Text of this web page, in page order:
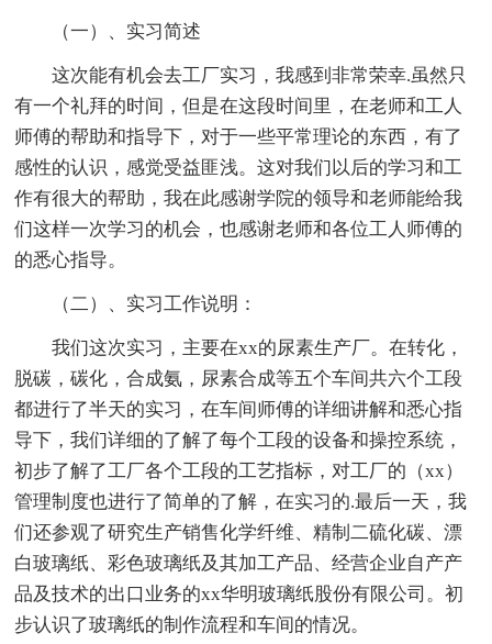
（一）、实习简述
这次能有机会去工厂实习，我感到非常荣幸.虽然只
有一个礼拜的时间，但是在这段时间里，在老师和工人
师傅的帮助和指导下，对于一些平常理论的东西，有了
感性的认识，感觉受益匪浅。这对我们以后的学习和工
作有很大的帮助，我在此感谢学院的领导和老师能给我
们这样一次学习的机会，也感谢老师和各位工人师傅的
的悉心指导。
（二）、实习工作说明：
我们这次实习，主要在xx的尿素生产厂。在转化，
脱碳，碳化，合成氨，尿素合成等五个车间共六个工段
都进行了半天的实习，在车间师傅的详细讲解和悉心指
导下，我们详细的了解了每个工段的设备和操控系统，
初步了解了工厂各个工段的工艺指标，对工厂的（xx）
管理制度也进行了简单的了解，在实习的.最后一天，我
们还参观了研究生产销售化学纤维、精制二硫化碳、漂
白玻璃纸、彩色玻璃纸及其加工产品、经营企业自产产
品及技术的出口业务的xx华明玻璃纸股份有限公司。初
步认识了玻璃纸的制作流程和车间的情况。